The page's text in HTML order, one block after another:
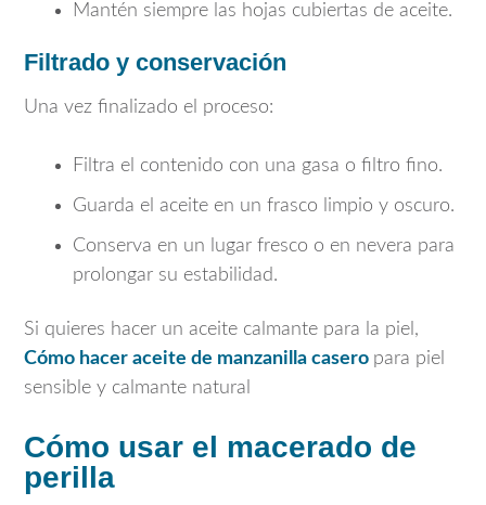
Mantén siempre las hojas cubiertas de aceite.
Filtrado y conservación
Una vez finalizado el proceso:
Filtra el contenido con una gasa o filtro fino.
Guarda el aceite en un frasco limpio y oscuro.
Conserva en un lugar fresco o en nevera para
prolongar su estabilidad.
Si quieres hacer un aceite calmante para la piel,
Cómo hacer aceite de manzanilla casero para piel
sensible y calmante natural
Cómo usar el macerado de
perilla